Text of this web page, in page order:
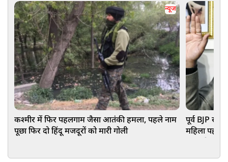
न्यूज
कश्मीर में फिर पहलगाम जैसा आतंकी हमला, पहले नाम
पूछा फिर दो हिंदू मजदूरों को मारी गोली
पूर्व BJP
महिला